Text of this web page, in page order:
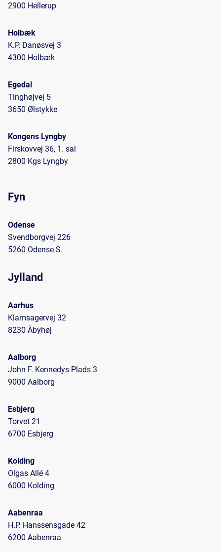
2900 Hellerup
Holbæk
K.P. Danøsvej 3
4300 Holbæk
Egedal
Tinghøjvej 5
3650 Ølstykke
Kongens Lyngby
Firskovvej 36, 1. sal
2800 Kgs Lyngby
Fyn
Odense
Svendborgvej 226
5260 Odense S.
Jylland
Aarhus
Klamsagervej 32
8230 Åbyhøj
Aalborg
John F. Kennedys Plads 3
9000 Aalborg
Esbjerg
Torvet 21
6700 Esbjerg
Kolding
Olgas Allé 4
6000 Kolding
Aabenraa
H.P. Hanssensgade 42
6200 Aabenraa